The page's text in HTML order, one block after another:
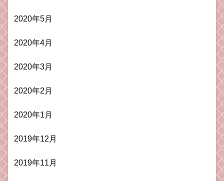
2020年5月
2020年4月
2020年3月
2020年2月
2020年1月
2019年12月
2019年11月